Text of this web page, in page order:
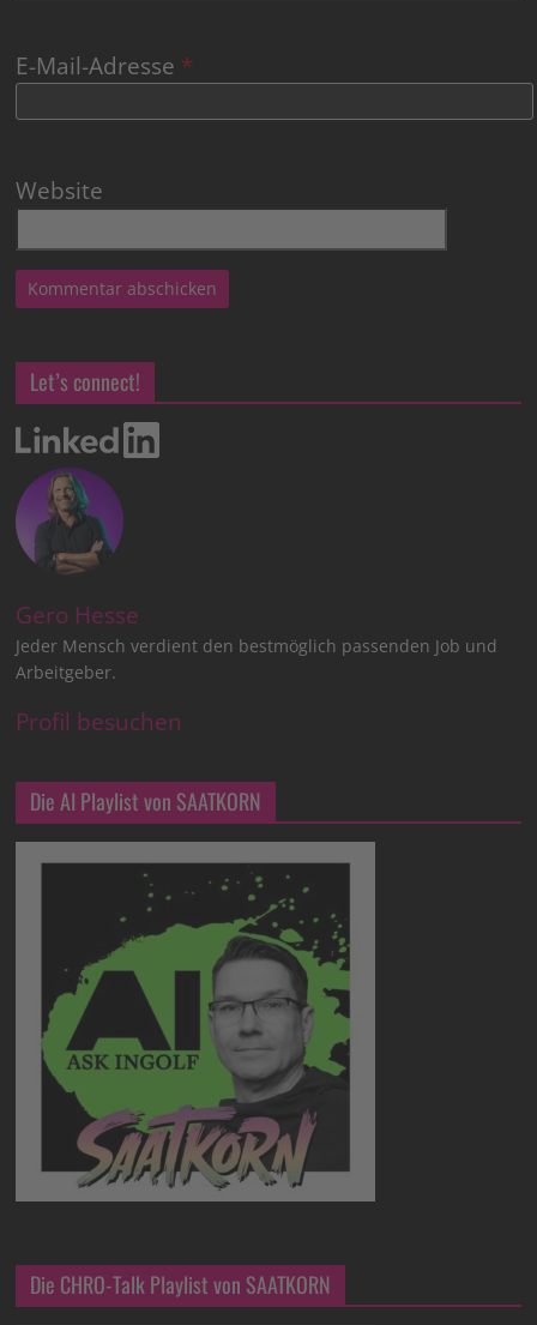
E-Mail-Adresse *
Website
Let’s connect!
Gero Hesse
Jeder Mensch verdient den bestmöglich passenden Job und
Arbeitgeber.
Profil besuchen
Die AI Playlist von SAATKORN
Die CHRO-Talk Playlist von SAATKORN